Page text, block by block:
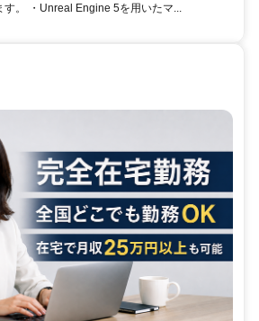
。 ・Unreal Engine 5を用いたマ...